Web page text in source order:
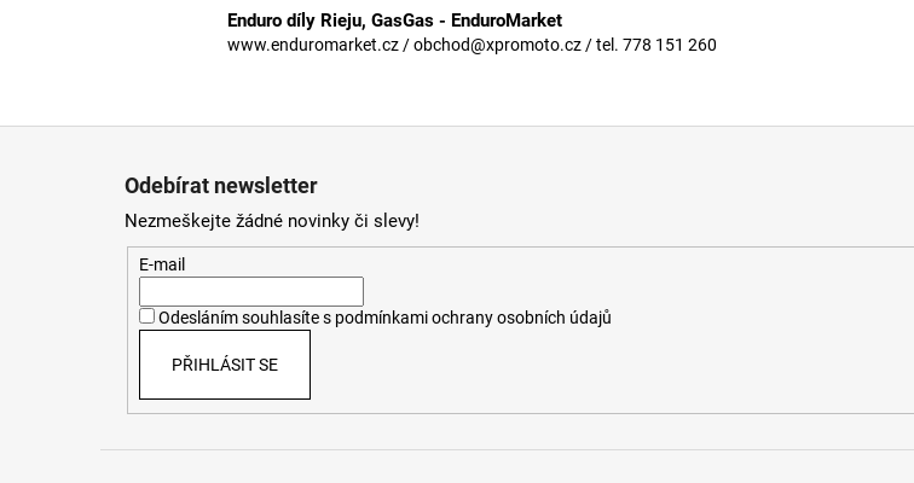
Enduro díly Rieju, GasGas - EnduroMarket
www.enduromarket.cz / obchod@xpromoto.cz / tel. 778 151 260
Odebírat newsletter
Nezmeškejte žádné novinky či slevy!
E-mail
Odesláním souhlasíte s podmínkami ochrany osobních údajů
PŘIHLÁSIT SE